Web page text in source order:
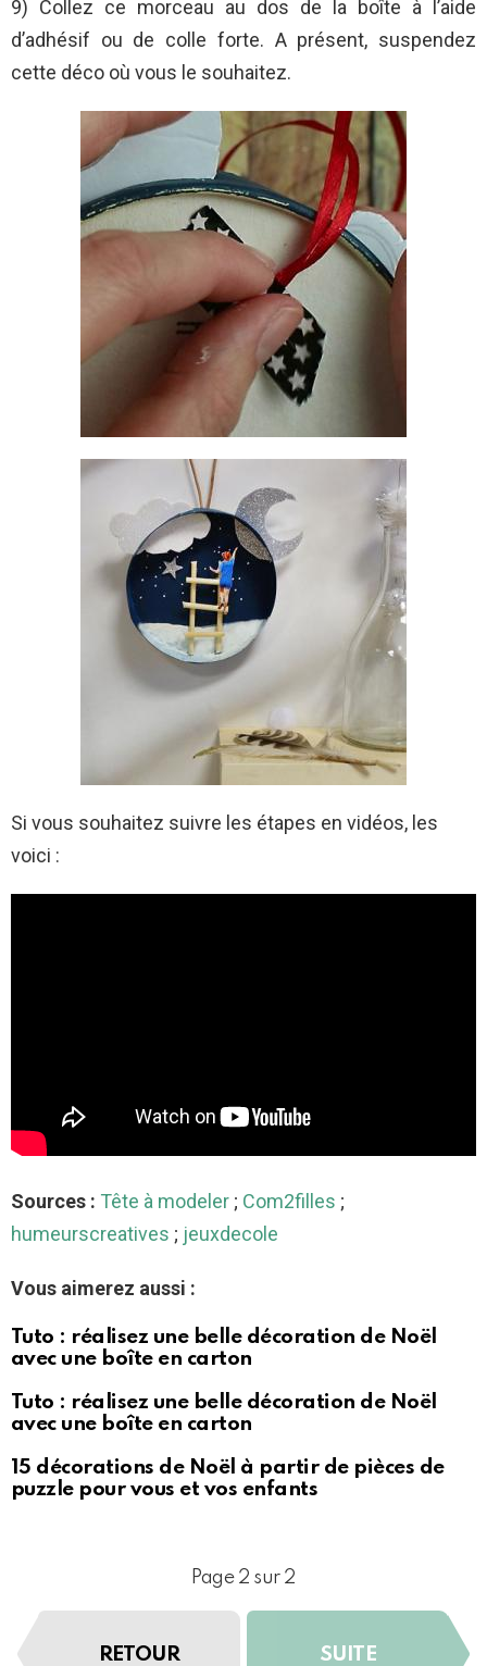
9) Collez ce morceau au dos de la boîte à l’aide
d’adhésif ou de colle forte. A présent, suspendez
cette déco où vous le souhaitez.
Si vous souhaitez suivre les étapes en vidéos, les
voici :
Sources : Tête à modeler ; Com2filles ;
humeurscreatives ; jeuxdecole
Vous aimerez aussi :
Tuto : réalisez une belle décoration de Noël
avec une boîte en carton
Tuto : réalisez une belle décoration de Noël
avec une boîte en carton
15 décorations de Noël à partir de pièces de
puzzle pour vous et vos enfants
Page 2 sur 2
RETOUR SUITE